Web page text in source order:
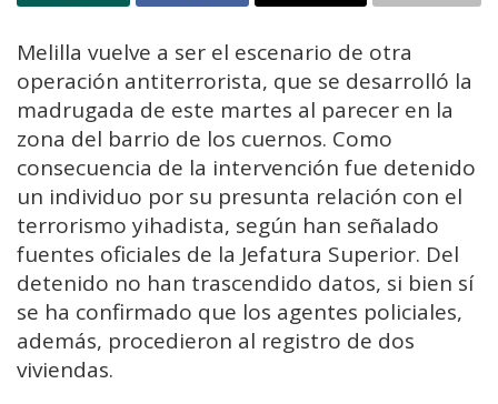
Melilla vuelve a ser el escenario de otra
operación antiterrorista, que se desarrolló la
madrugada de este martes al parecer en la
zona del barrio de los cuernos. Como
consecuencia de la intervención fue detenido
un individuo por su presunta relación con el
terrorismo yihadista, según han señalado
fuentes oficiales de la Jefatura Superior. Del
detenido no han trascendido datos, si bien sí
se ha confirmado que los agentes policiales,
además, procedieron al registro de dos
viviendas.